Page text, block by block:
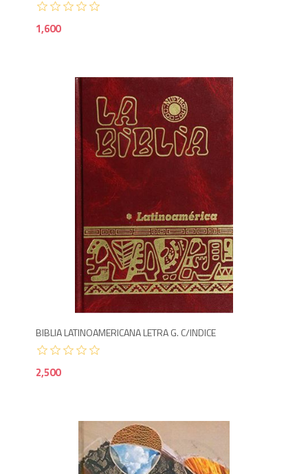
1,600
BIBLIA LATINOAMERICANA LETRA G. C/INDICE
2,500